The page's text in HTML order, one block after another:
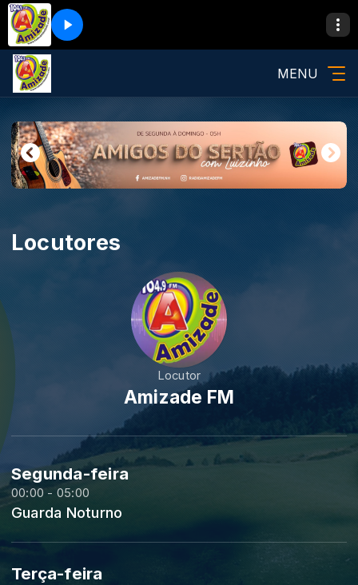
MENU
Locutores
Locutor
Amizade FM
Segunda-feira
00:00 - 05:00
Guarda Noturno
Terça-feira